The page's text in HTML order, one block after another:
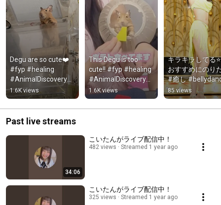
Degu are so cute❤️
#fyp #healing
#AnimalDiscoveryS
quad #degu
1.6K views
This Degu is too
cute!! #fyp #healing
#AnimalDiscoveryS
quad #Degu
#NatsuKuroda
#Natsukoi
1.6K views
キラキラしてる
おすすめにのり
#癒し
ベリーダンス
85 views
Past live streams
34:06
こいたんがライブ配信中！
482 views Streamed 1 year ago
こいたんがライブ配信中！
325 views Streamed 1 year ago